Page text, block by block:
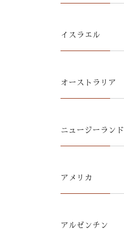
イスラエル
オーストラリア
ニュージーランド
アメリカ
アルゼンチン